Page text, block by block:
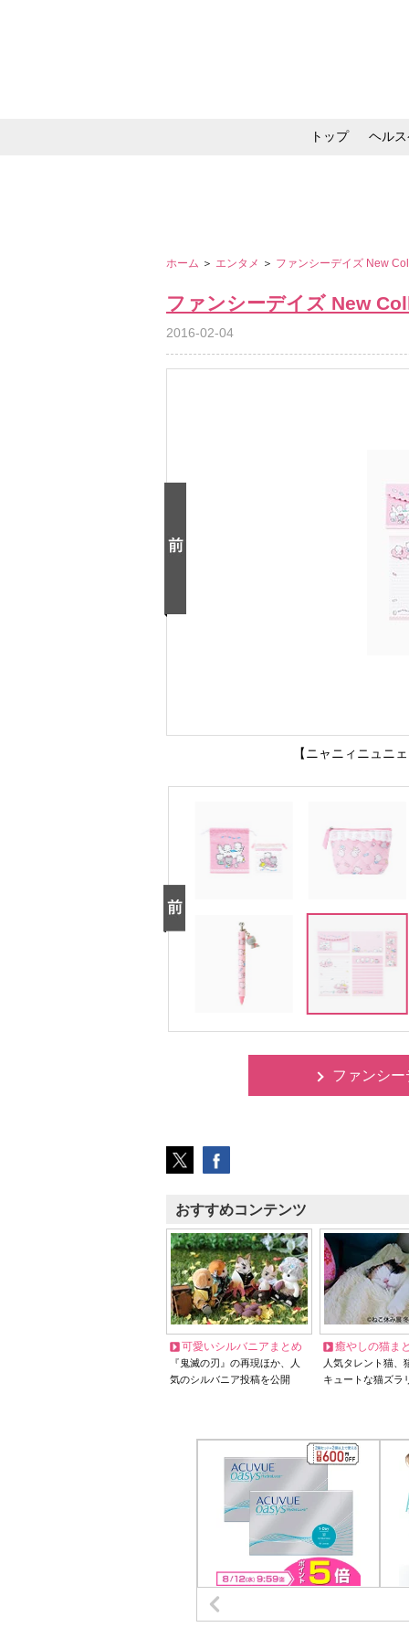
トップ ヘル
ホーム ＞ エンタメ ＞ ファンシーデイズ New
ファンシーデイズ New
2016-02-04
【ニャニィニュニ
ファンシ
おすすめコンテンツ
可愛いシルバニアまとめ
『鬼滅の刃』の再現ほか、人
気のシルバニア投稿を公開
癒やしの猫ま
人気タレント猫
キュートな猫ズラ